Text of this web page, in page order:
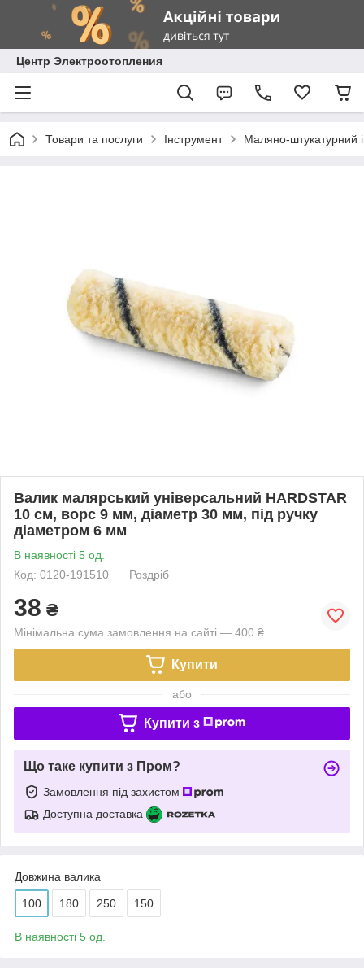
Центр Электроотопления
Товари та послуги Інструмент Маляно-штукатурний
Валик малярський універсальний HARDSTAR
10 см, ворс 9 мм, діаметр 30 мм, під ручку
діаметром 6 мм
В наявності 5 од.
Код: 0120-191510
Роздріб
38 ₴
Мінімальна сума замовлення на сайті — 400 ₴
Купити
або
Купити з
Що таке купити з Пром?
Замовлення під захистом
Доступна доставка
Довжина валика
100 180 250 150
В наявності 5 од.